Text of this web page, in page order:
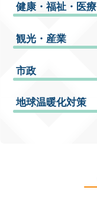
健康・福祉・医療
観光・産業
市政
地球温暖化対策